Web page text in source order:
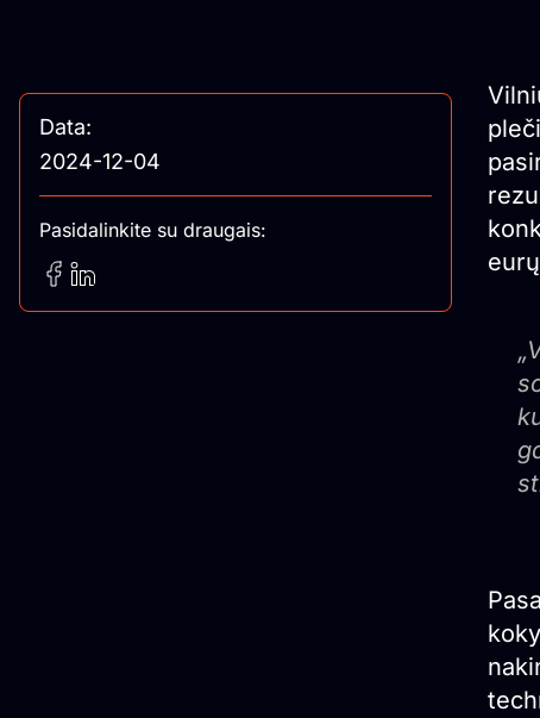
Data:
2024-12-04
Pasidalinkite su draugais: